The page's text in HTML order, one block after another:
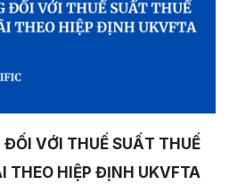
VỚI THUẾ SUẤT THUẾ
THEO HIỆP ĐỊNH UKVFTA